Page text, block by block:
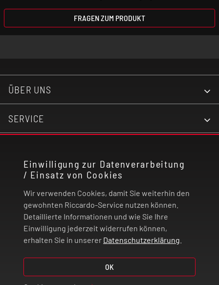
Einwilligung zur Datenverarbeitung
/ Einsatz von Cookies
Wir verwenden Cookies, damit Sie weiterhin den
gewohnten Riccardo-Service nutzen können.
Detaillierte Informationen und wie Sie Ihre
Einwilligung jederzeit widerrufen können,
erhalten Sie in unserer Datenschutzerklärung
OK
FRAGEN ZUM PRODUKT
ÜBER UNS
SERVICE
RECHTLICHES
ZAHLUNG UND VERSAND
VERTRAG WIDERRUFEN
© 2026 | Riccardo Onlinestore GmbH